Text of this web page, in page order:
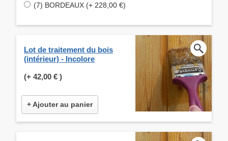
(7) BORDEAUX (+ 228,00 €)
Lot de traitement du bois
(intérieur) - Incolore
(+ 42,00 € )
+ Ajouter au panier